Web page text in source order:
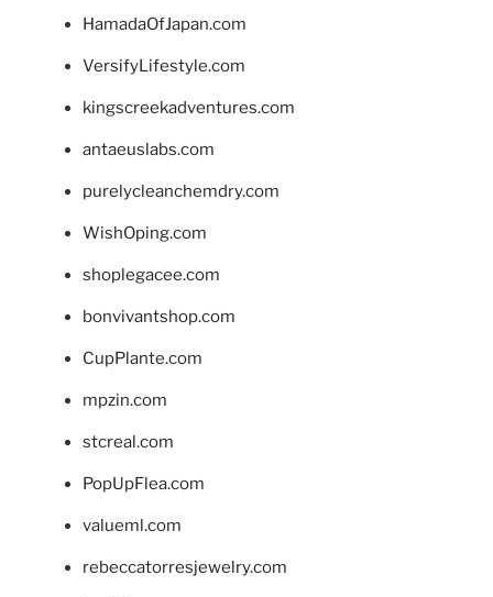
HamadaOfJapan.com
VersifyLifestyle.com
kingscreekadventures.com
antaeuslabs.com
purelycleanchemdry.com
WishOping.com
shoplegacee.com
bonvivantshop.com
CupPlante.com
mpzin.com
stcreal.com
PopUpFlea.com
valueml.com
rebeccatorresjewelry.com